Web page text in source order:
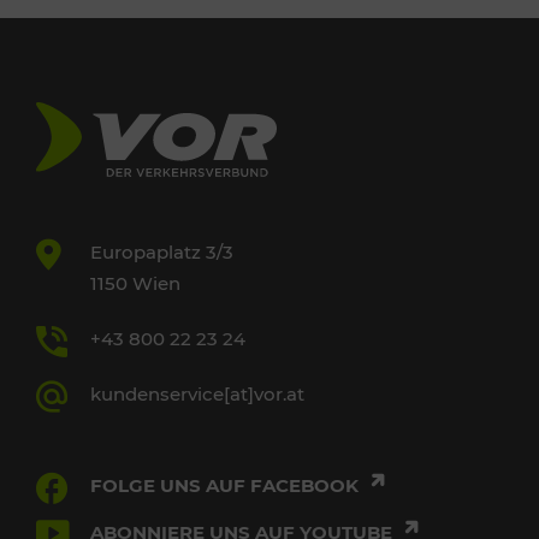
Europaplatz 3/3
1150 Wien
+43 800 22 23 24
kundenservice[at]vor.at
FOLGE UNS AUF FACEBOOK
ABONNIERE UNS AUF YOUTUBE